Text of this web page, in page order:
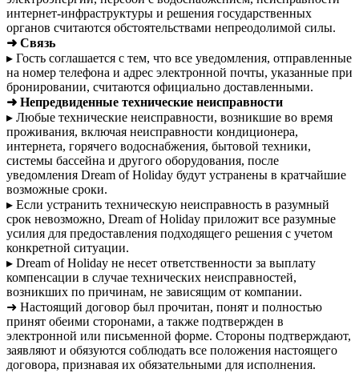
интернет-инфраструктуры и решения государственных
органов считаются обстоятельствами непреодолимой силы.
➜ Связь
▸ Гость соглашается с тем, что все уведомления, отправленные
на номер телефона и адрес электронной почты, указанные при
бронировании, считаются официально доставленными.
➜ Непредвиденные технические неисправности
▸ Любые технические неисправности, возникшие во время
проживания, включая неисправности кондиционера,
интернета, горячего водоснабжения, бытовой техники,
системы бассейна и другого оборудования, после
уведомления Dream of Holiday будут устранены в кратчайшие
возможные сроки.
▸ Если устранить техническую неисправность в разумный
срок невозможно, Dream of Holiday приложит все разумные
усилия для предоставления подходящего решения с учетом
конкретной ситуации.
▸ Dream of Holiday не несет ответственности за выплату
компенсации в случае технических неисправностей,
возникших по причинам, не зависящим от компании.
➜ Настоящий договор был прочитан, понят и полностью
принят обеими сторонами, а также подтвержден в
электронной или письменной форме. Стороны подтверждают,
заявляют и обязуются соблюдать все положения настоящего
договора, признавая их обязательными для исполнения.